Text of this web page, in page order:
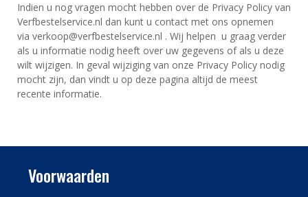
Indien u nog vragen mocht hebben over de Privacy Policy van
Verfbestelservice.nl dan kunt u contact met ons opnemen
via verkoop@verfbestelservice.nl . Wij helpen u graag verder
als u informatie nodig heeft over uw gegevens of als u deze
wilt wijzigen. In geval wijziging van onze Privacy Policy nodig
mocht zijn, dan vindt u op deze pagina altijd de meest
recente informatie.
Voorwaarden